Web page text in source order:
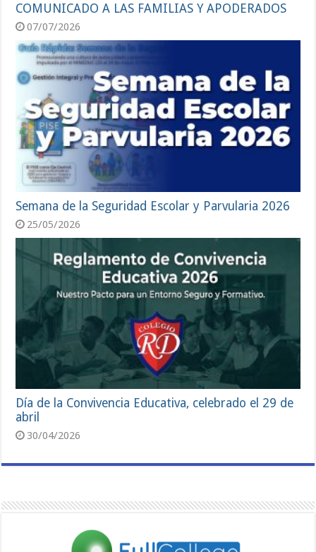
COMUNICADO A LAS FAMILIAS Y APODERADOS
07/07/2026
Semana de la Seguridad Escolar y Parvularia 2026
25/05/2026
Día de la Convivencia Educativa, celebrado el 29 de
abril
30/04/2026